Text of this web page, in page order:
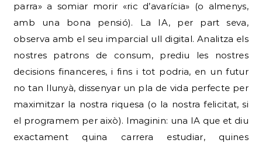
parra» a somiar morir «ric d’avarícia» (o almenys,
amb una bona pensió). La IA, per part seva,
observa amb el seu imparcial ull digital. Analitza els
nostres patrons de consum, prediu les nostres
decisions financeres, i fins i tot podria, en un futur
no tan llunyà, dissenyar un pla de vida perfecte per
maximitzar la nostra riquesa (o la nostra felicitat, si
el programem per això). Imaginin: una IA que et diu
exactament quina carrera estudiar, quines